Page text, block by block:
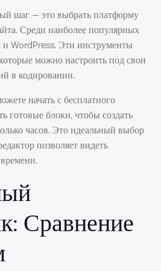
шаг — это выбрать платформу
Среди наиболее популярных
WordPress. Эти инструменты
можно настроить под свои
в кодировании.
начать с бесплатного
готовые блоки, чтобы создать
часов. Это идеальный выбор
позволяет видеть
Сравнение